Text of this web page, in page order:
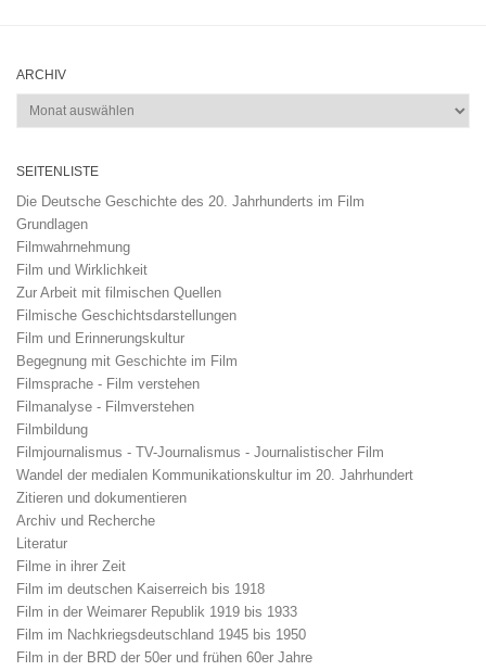
ARCHIV
Archiv
SEITENLISTE
Die Deutsche Geschichte des 20. Jahrhunderts im Film
Grundlagen
Filmwahrnehmung
Film und Wirklichkeit
Zur Arbeit mit filmischen Quellen
Filmische Geschichtsdarstellungen
Film und Erinnerungskultur
Begegnung mit Geschichte im Film
Filmsprache - Film verstehen
Filmanalyse - Filmverstehen
Filmbildung
Filmjournalismus - TV-Journalismus - Journalistischer Film
Wandel der medialen Kommunikationskultur im 20. Jahrhundert
Zitieren und dokumentieren
Archiv und Recherche
Literatur
Filme in ihrer Zeit
Film im deutschen Kaiserreich bis 1918
Film in der Weimarer Republik 1919 bis 1933
Film im Nachkriegsdeutschland 1945 bis 1950
Film in der BRD der 50er und frühen 60er Jahre